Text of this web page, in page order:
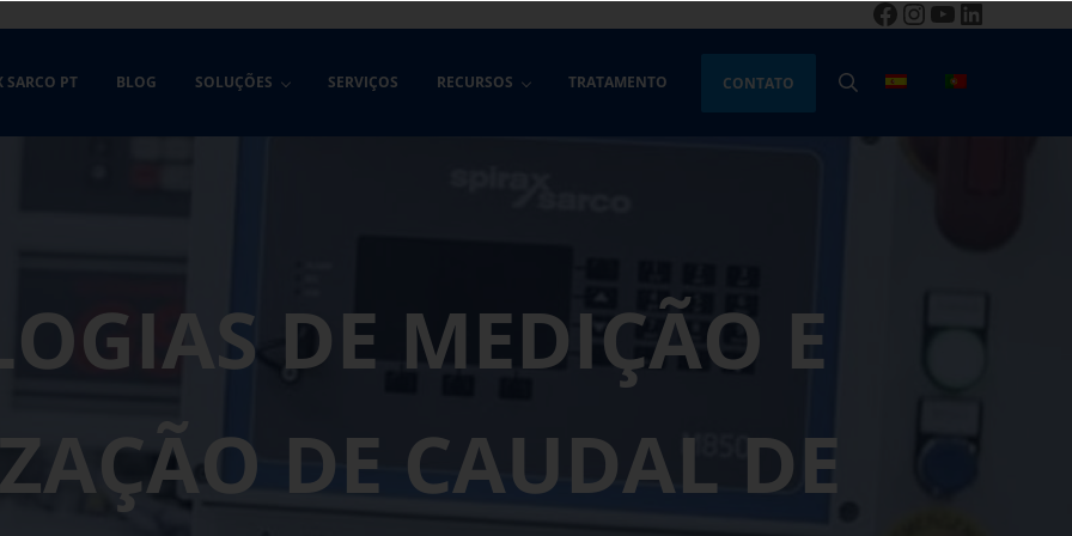
Facebook
Instagram
YouTube
LinkedIn
SARCO PT BLOG SOLUÇÕES SERVIÇOS RECURSOS TRATAMENTO CONTATO PESQUISA
DE MEDIÇÃO E
DE CAUDAL DE